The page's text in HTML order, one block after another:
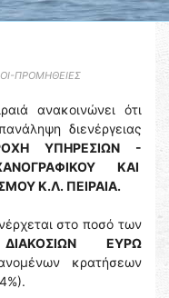
ΠΡΟΜΗΘΕΙΕΣ
ανακοινώνει ότι
διενέργειας
ΥΠΗΡΕΣΙΩΝ -
ΚΑΙ
Κ.Λ. ΠΕΙΡΑΙΑ.
στο ποσό των
ΔΙΑΚΟΣΙΩΝ ΕΥΡΩ
κρατήσεων